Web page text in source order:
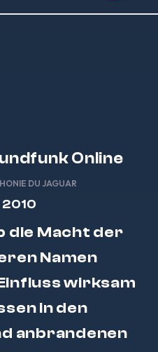
Online
DU JAGUAR
die Macht der
Namen
wirksam
in den
anbrandenen